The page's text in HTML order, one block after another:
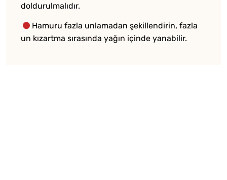
doldurulmalıdır.
Hamuru fazla unlamadan şekillendirin, fazla
un kızartma sırasında yağın içinde yanabilir.